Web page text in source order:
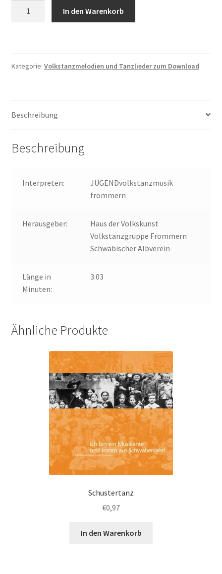
Menge
In den Warenkorb
Kategorie: Volkstanzmelodien und Tanzlieder zum Download
Beschreibung
Beschreibung
Interpreten:
JUGENDvolkstanzmusik
frommern
Herausgeber:
Haus der Volkskunst
Volkstanzgruppe Frommern
Schwäbischer Albverein
Länge in
Minuten:
3:03
Ähnliche Produkte
Schustertanz
€0,97
In den Warenkorb